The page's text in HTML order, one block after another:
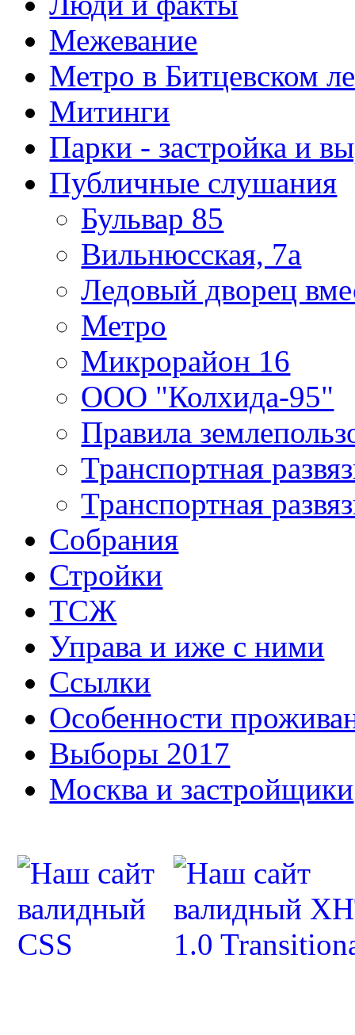
Межевание
Метро в Битцевском
Митинги
Парки - застройка и
Публичные слушания
Бульвар 85
Вильнюсская, 7а
Ледовый дворец
Метро
Микрорайон 16
ООО "Колхида-95"
Правила
Транспортная
Транспортная
Собрания
Стройки
ТСЖ
Управа и иже с ними
Ссылки
Особенности
Выборы 2017
Москва и застройщики